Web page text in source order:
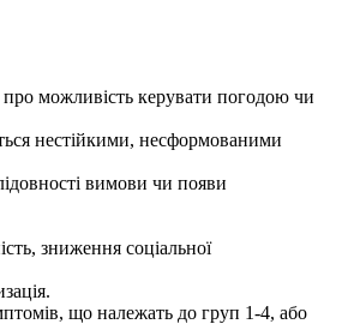
про можливість керувати погодою чи
нестійкими, несформованими
вимови чи появи
зниження соціальної
що належать до груп 1-4, або